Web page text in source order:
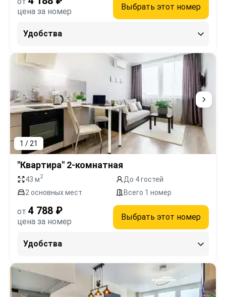
цена за номер Выбрать этот номер
Удобства
1 / 21
"Квартира" 2-комнатная
43 м2
До 4 гостей
2 основных мест
Всего 1 номер
от 4 788 ₽
цена за номер Выбрать этот номер
Удобства